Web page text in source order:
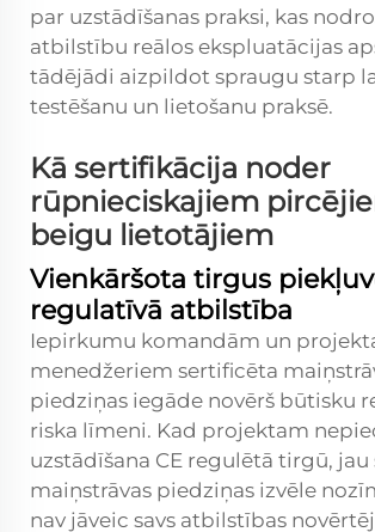
par uzstādīšanas praksi, kas
atbilstību reālos ekspluatācijas
tādējādi aizpildot spraugu starp
testēšanu un lietošanu praksē.
Kā sertifikācija noder
rūpnieciskajiem
beigu lietotājiem
Vienkāršota tirgus
regulatīvā atbilstība
Iepirkumu komandām un
menedžeriem sertificēta
piedziņas iegāde novērš būtisku
riska līmeni. Kad projektam
uzstādīšana CE regulētā tirgū,
maiņstrāvas piedziņas izvēle
nav jāveic savs atbilstības